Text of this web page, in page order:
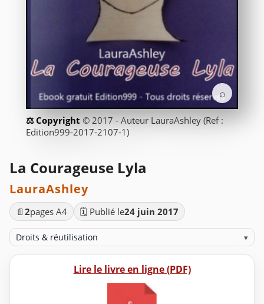
⌕
© 2017 - Auteur LauraAshley (Ref :
Edition999-2017-2107-1)
La Courageuse Lyla
LauraAshley
📄 2pages A4 🗓️ Publié le24 juin 2017
Droits & réutilisation ▾
Lire le livre en ligne (PDF)